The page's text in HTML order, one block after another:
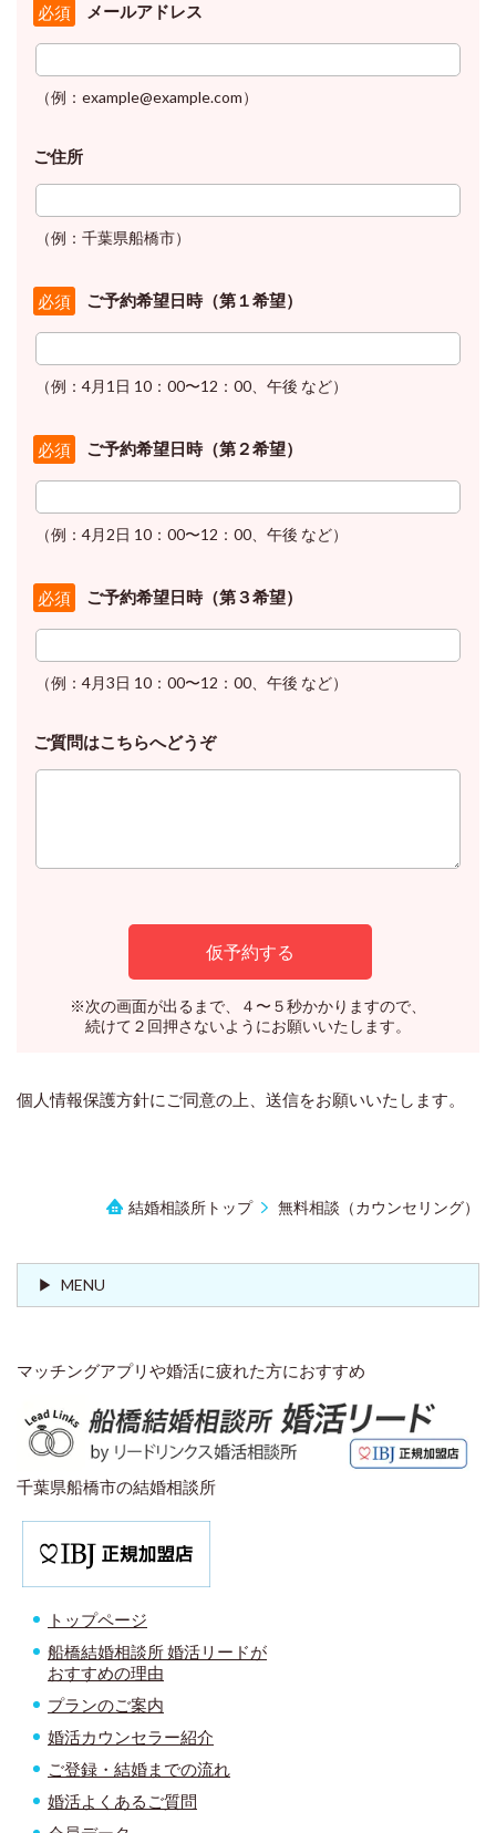
メールアドレス
必須
（例：example@example.com）
ご住所
（例：千葉県船橋市）
ご予約希望日時（第１希望）
必須
（例：4月1日 10：00〜12：00、午後 など）
ご予約希望日時（第２希望）
必須
（例：4月2日 10：00〜12：00、午後 など）
ご予約希望日時（第３希望）
必須
（例：4月3日 10：00〜12：00、午後 など）
ご質問はこちらへどうぞ
※次の画面が出るまで、４〜５秒かかりますので、
続けて２回押さないようにお願いいたします。
個人情報保護方針にご同意の上、送信をお願いいたします。
結婚相談所トップ 無料相談（カウンセリング）
MENU
マッチングアプリや婚活に疲れた方におすすめ
千葉県船橋市の結婚相談所
トップページ
船橋結婚相談所 婚活リードが
おすすめの理由
プランのご案内
婚活カウンセラー紹介
ご登録・結婚までの流れ
婚活よくあるご質問